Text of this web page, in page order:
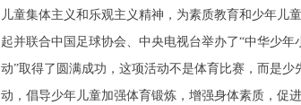
儿童集体主义和乐观主义精神，为素质教育和少年儿
起并联合中国足球协会、中央电视台举办了“中华少
动”取得了圆满成功，这项活动不是体育比赛，而是
动，倡导少年儿童加强体育锻炼，增强身体素质，促